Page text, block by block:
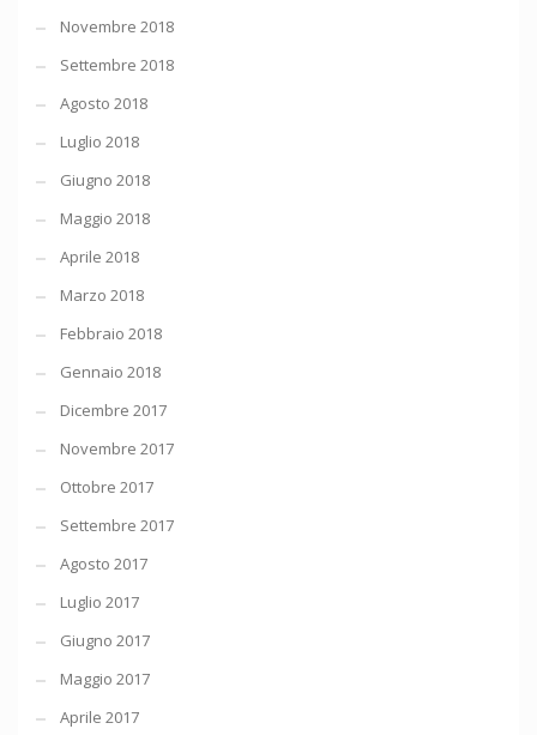
Novembre 2018
Settembre 2018
Agosto 2018
Luglio 2018
Giugno 2018
Maggio 2018
Aprile 2018
Marzo 2018
Febbraio 2018
Gennaio 2018
Dicembre 2017
Novembre 2017
Ottobre 2017
Settembre 2017
Agosto 2017
Luglio 2017
Giugno 2017
Maggio 2017
Aprile 2017